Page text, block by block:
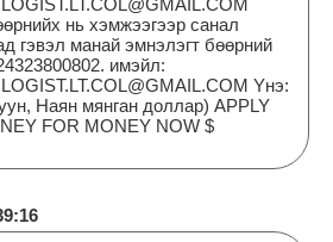
нь хэмжээгээр санал
гэвэл манай эмнэлэгт бөөрний
имэйл:
Yнэ:
Наян мянган доллар) APPLY
FOR MONEY NOW $